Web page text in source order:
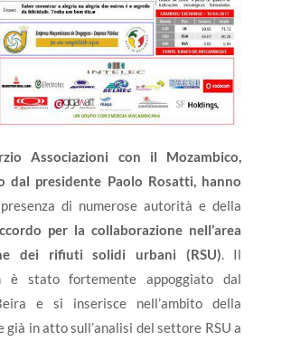
Associazioni con il Mozambico,
dal presidente Paolo Rosatti, hanno
di numerose autorità e della
per la collaborazione nell’area
dei rifiuti solidi urbani (RSU). Il
è stato fortemente appoggiato dal
e si inserisce nell’ambito della
già in atto sull’analisi del settore RSU a